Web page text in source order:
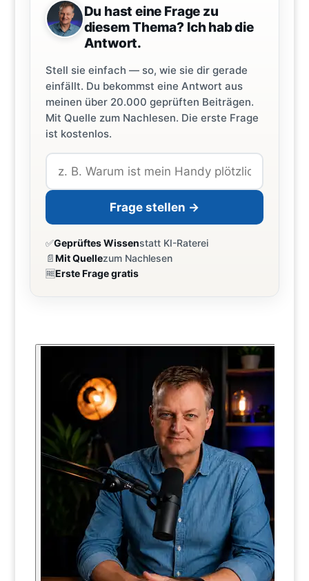
Du hast eine Frage zu
diesem Thema? Ich hab die
Antwort.
Stell sie einfach — so, wie sie dir gerade
einfällt. Du bekommst eine Antwort aus
meinen über 20.000 geprüften Beiträgen.
Mit Quelle zum Nachlesen. Die erste Frage
ist kostenlos.
Frage stellen →
✅Geprüftes Wissenstatt KI-Raterei
📄Mit Quellezum Nachlesen
🆓Erste Frage gratis